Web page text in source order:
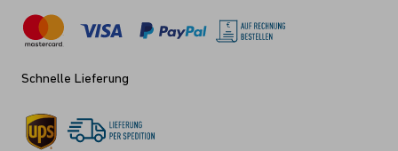
Schnelle Lieferung